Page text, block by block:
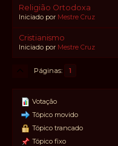
Religião Ortodoxa
Iniciado por Mestre Cruz
Cristianismo
Iniciado por Mestre Cruz
Páginas 1
Votação
Tópico movido
Tópico trancado
Tópico fixo